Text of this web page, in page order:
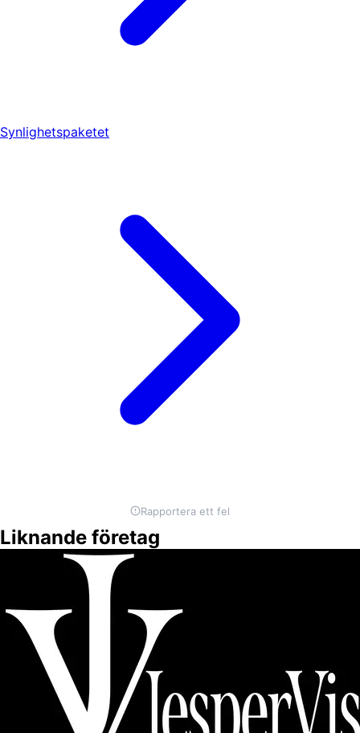
Synlighetspaketet
Rapportera ett fel
Liknande företag